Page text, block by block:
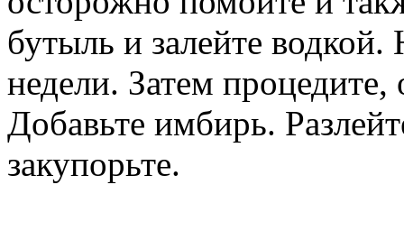
бутыль и залейте
недели. Затем
Добавьте имбирь.
закупорьте.